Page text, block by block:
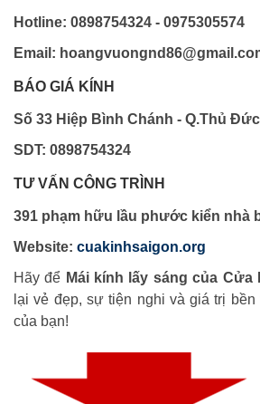
Hotline: 0898754324 - 0975305574
Email:
BÁO GIÁ KÍNH
Số 33 Hiệp Bình Chánh - Q.Thủ Đức
SDT: 0898754324
TƯ VẤN CÔNG TRÌNH
391 phạm hữu lầu phước kiển nhà
Website: cuakinhsaigon.org
Hãy để Mái kính lấy sáng của Cửa
lại vẻ đẹp, sự tiện nghi và giá trị
của bạn!